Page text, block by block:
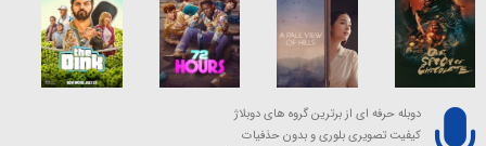
دوبله حرفه ای از برترین گروه های دوبلاژ
کیفیت تصویری بلوری و بدون حذفیات